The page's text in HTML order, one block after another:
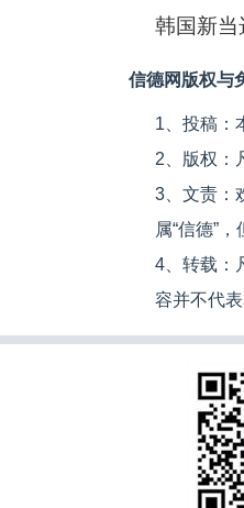
韩国新当
信德网版权与
1、投稿：
2、版权：
3、文责：
属“信德”
4、转载：
容并不代